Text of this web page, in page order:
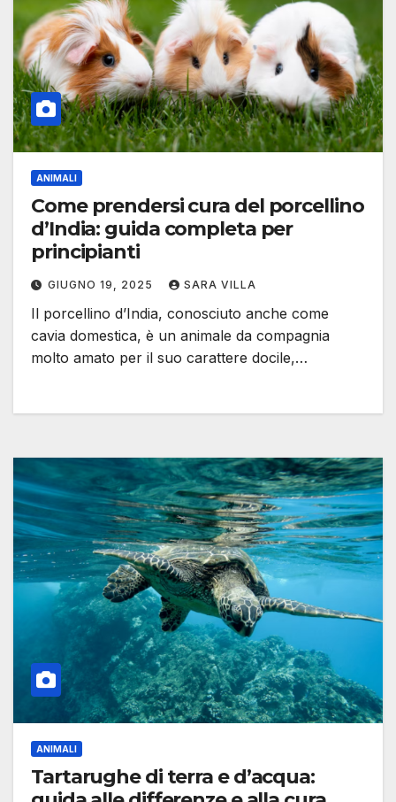
ANIMALI
Come prendersi cura del porcellino
d’India: guida completa per
principianti
GIUGNO 19, 2025 SARA VILLA
Il porcellino d’India, conosciuto anche come
cavia domestica, è un animale da compagnia
molto amato per il suo carattere docile,…
ANIMALI
Tartarughe di terra e d’acqua: